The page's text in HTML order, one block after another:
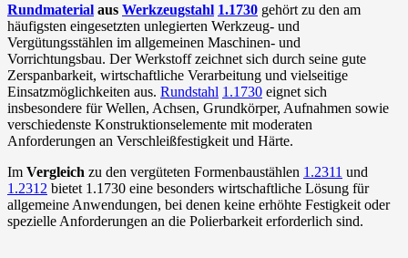
Rundmaterial aus Werkzeugstahl 1.1730 gehört zu den am
häufigsten eingesetzten unlegierten Werkzeug- und
Vergütungsstählen im allgemeinen Maschinen- und
Vorrichtungsbau. Der Werkstoff zeichnet sich durch seine gute
Zerspanbarkeit, wirtschaftliche Verarbeitung und vielseitige
Einsatzmöglichkeiten aus. Rundstahl 1.1730 eignet sich
insbesondere für Wellen, Achsen, Grundkörper, Aufnahmen sowie
verschiedenste Konstruktionselemente mit moderaten
Anforderungen an Verschleißfestigkeit und Härte.
Im Vergleich zu den vergüteten Formenbaustählen 1.2311 und
1.2312 bietet 1.1730 eine besonders wirtschaftliche Lösung für
allgemeine Anwendungen, bei denen keine erhöhte Festigkeit oder
spezielle Anforderungen an die Polierbarkeit erforderlich sind.